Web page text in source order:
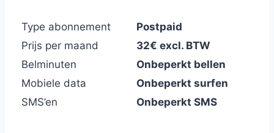
Type abonnement
Postpaid
Prijs per maand
32€ excl. BTW
Belminuten
Onbeperkt bellen
Mobiele data
Onbeperkt surfen
SMS’en
Onbeperkt SMS